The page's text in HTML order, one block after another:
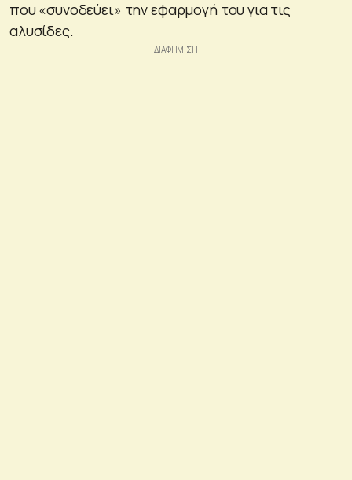
που «συνοδεύει» την εφαρμογή του για τις
αλυσίδες.